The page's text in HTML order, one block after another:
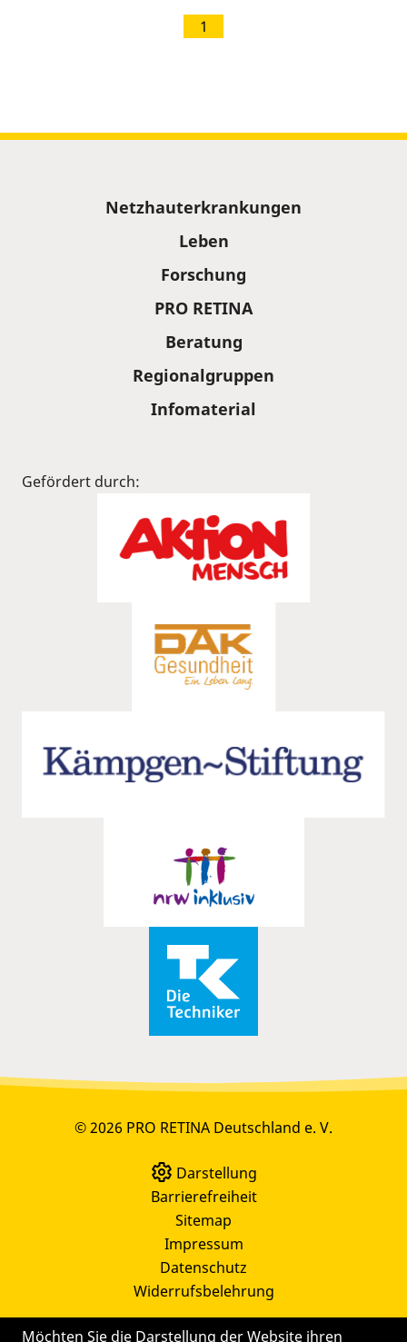
Möchten Sie die Darstellung der Website ihren
1
Netzhauterkrankungen
Leben
Forschung
PRO RETINA
Beratung
Regionalgruppen
Infomaterial
Gefördert durch:
© 2026 PRO RETINA Deutschland e. V.
Darstellung
Barrierefreiheit
Sitemap
Impressum
Datenschutz
Widerrufsbelehrung